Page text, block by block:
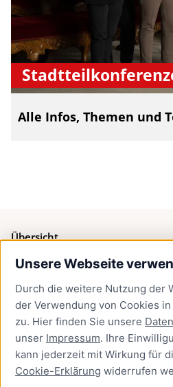
Unsere Webseite
Durch die weitere Nutzung der
der Verwendung von Cookies
zu. Hier finden Sie unsere
unser Impressum. Ihre
kann jederzeit mit Wirkung für
Cookie-Erklärung widerrufen
Alle Infos, Themen und
Übersicht
Bürgerservice
Presse
Newsletter Lübeck:kompakt
Kontakt
Kontakt